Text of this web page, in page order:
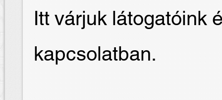
Itt várjuk látogatóink
kapcsolatban.